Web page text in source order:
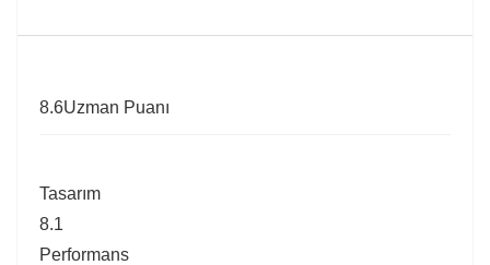
8.6Uzman Puanı
Tasarım
8.1
Performans